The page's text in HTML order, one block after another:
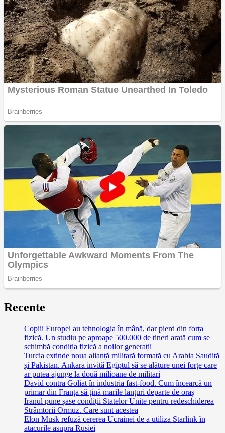
Recente
Copiii Europei au tehnologia în mână, dar pierd din forța
fizică. Un studiu pe aproape 500.000 de tineri arată cum se
schimbă condiția fizică a noilor generații
Turcia extinde noua alianță militară formată cu Arabia Saudită
și Pakistan. Ankara invită Egiptul să se alăture unei forțe care
ar putea ajunge la două milioane de militari
David contra Goliat în industria fast-food. Cum încearcă un
primar din Franța să țină marile lanțuri departe de oraș
Iranul pune șase condiții Statelor Unite pentru redeschiderea
Strâmtorii Ormuz. Care sunt acestea
Elon Musk refuză cererea Ucrainei de a utiliza Starlink în
atacurile asupra Rusiei